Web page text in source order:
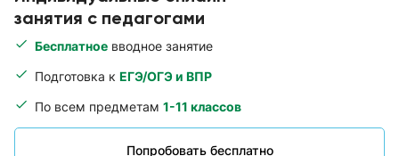
занятия с педагогами
Бесплатное вводное занятие
Подготовка к ЕГЭ/ОГЭ и ВПР
По всем предметам 1-11 классов
Попробовать бесплатно